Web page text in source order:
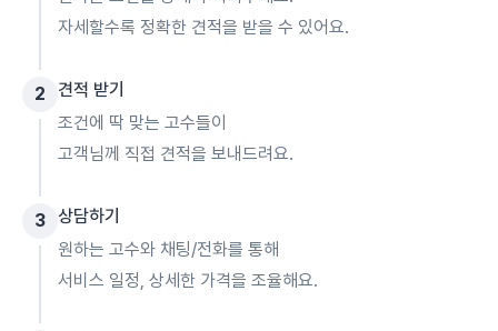
자세할수록 정확한 견적을 받을 수 있어요.
2
견적 받기
조건에 딱 맞는 고수들이
고객님께 직접 견적을 보내드려요.
3 상담하기
원하는 고수와 채팅/전화를 통해
서비스 일정, 상세한 가격을 조율해요.